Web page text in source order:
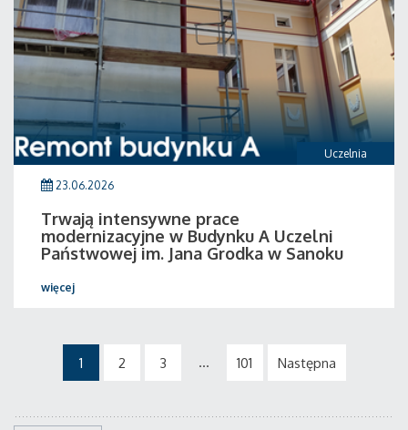
Uczelnia
23.06.2026
Trwają intensywne prace
modernizacyjne w Budynku A Uczelni
Państwowej im. Jana Grodka w Sanoku
więcej
1 2 3 ... 101 Następna